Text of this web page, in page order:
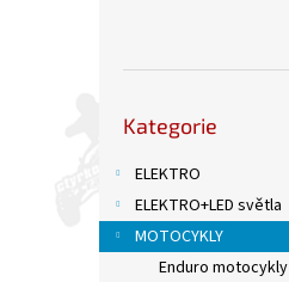
kategorie
Kategorie
ELEKTRO
ELEKTRO+LED světla
MOTOCYKLY
Enduro motocykly